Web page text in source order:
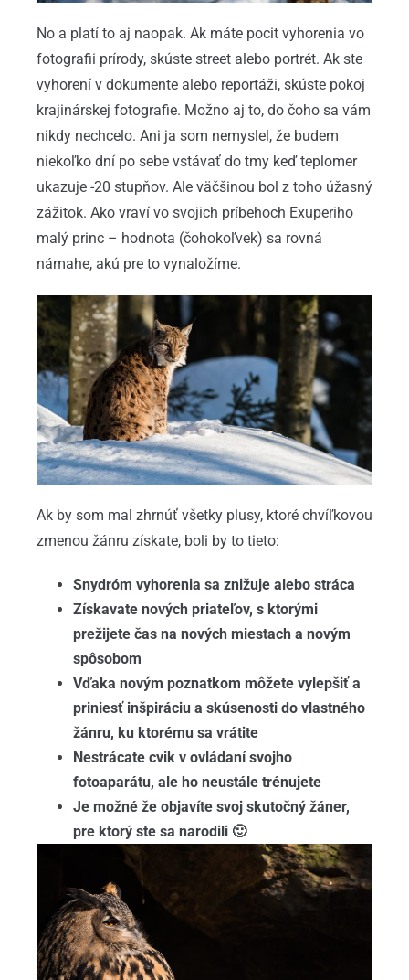
No a platí to aj naopak. Ak máte pocit vyhorenia vo
fotografii prírody, skúste street alebo portrét. Ak ste
vyhorení v dokumente alebo reportáži, skúste pokoj
krajinárskej fotografie. Možno aj to, do čoho sa vám
nikdy nechcelo. Ani ja som nemyslel, že budem
niekoľko dní po sebe vstávať do tmy keď teplomer
ukazuje -20 stupňov. Ale väčšinou bol z toho úžasný
zážitok. Ako vraví vo svojich príbehoch Exuperiho
malý princ – hodnota (čohokoľvek) sa rovná
námahe, akú pre to vynaložíme.
Ak by som mal zhrnúť všetky plusy, ktoré chvíľkovou
zmenou žánru získate, boli by to tieto:
Snydróm vyhorenia sa znižuje alebo stráca
Získavate nových priateľov, s ktorými
prežijete čas na nových miestach a novým
spôsobom
Vďaka novým poznatkom môžete vylepšiť a
priniesť inšpiráciu a skúsenosti do vlastného
žánru, ku ktorému sa vrátite
Nestrácate cvik v ovládaní svojho
fotoaparátu, ale ho neustále trénujete
Je možné že objavíte svoj skutočný žáner,
pre ktorý ste sa narodili 🙂